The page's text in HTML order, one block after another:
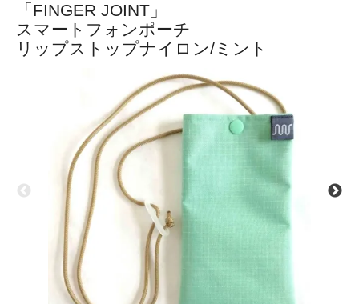
「FINGER JOINT」
スマートフォンポーチ
リップストップナイロン/ミント